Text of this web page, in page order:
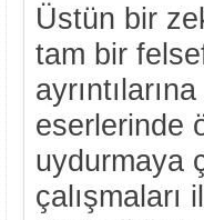
Üstün bir
tam bir
eserlerinde
uydurmaya
çalışmaları